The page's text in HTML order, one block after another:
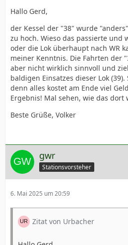
Hallo Gerd,
der Kessel der "38" wurde
zu hoch. Wieso das passierte und
oder die Lok überhaupt nach WR
meiner Kenntnis. Die Fahrten der
aber nicht wirklich sinnvoll und
baldigen Einsatzes dieser Lok
denn alles kostet am Ende viel
Ergebnis! Mal sehen, wie das dort
Beste Grüße, Volker
gwr
Stationsvorsteher
6. Mai 2025 um 20:59
Zitat von Urbacher